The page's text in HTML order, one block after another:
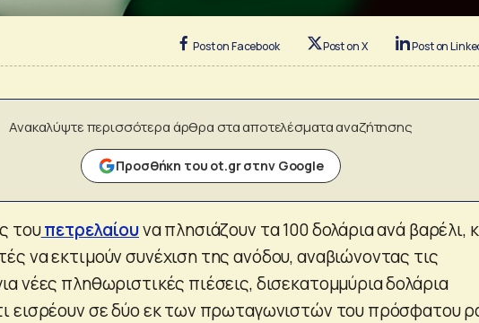
Post on Facebook Post on X Post on
Ανακαλύψτε περισσότερα άρθρα στα αποτελέσματα αναζήτησης
Προσθήκη του ot.gr στην Google
τουπετρελαίουνα πλησιάζουν τα 100 δολάρια ανά βαρέλι,
να εκτιμούν συνέχιση της ανόδου, αναβιώνοντας τις
νέες πληθωριστικές πιέσεις, δισεκατομμύρια δολάρια
εισρέουν σε δύο εκ των πρωταγωνιστών του πρόσφατου